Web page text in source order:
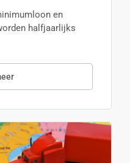
en
halfjaarlijks